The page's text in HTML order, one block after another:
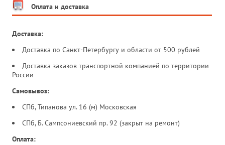
Оплата и доставка
Доставка:
Доставка по Санкт-Петербургу и области от 500 рублей
Доставка заказов транспортной компанией по территории
России
Самовывоз:
СПб, Типанова ул. 16 (м) Московская
СПб, Б. Сампсониевский пр. 92 (закрыт на ремонт)
Оплата: